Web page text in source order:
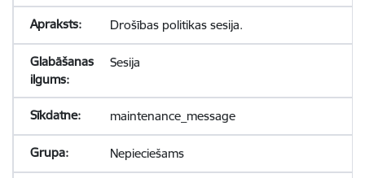
Drošības politikas sesija.
Sesija
maintenance_message
Nepieciešams